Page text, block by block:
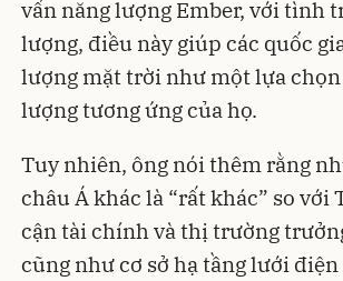
vấn năng lượng Ember, với tình
lượng, điều này giúp các quốc
lượng mặt trời như một lựa
lượng tương ứng của họ.
Tuy nhiên, ông nói thêm rằng
châu Á khác là “rất khác” so
cận tài chính và thị trường
cũng như cơ sở hạ tầng lưới